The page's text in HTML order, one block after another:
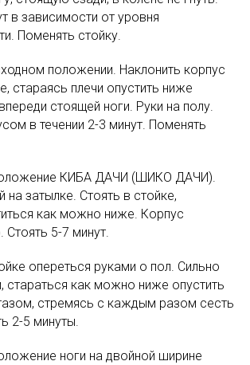
в зависимости от уровня
Поменять стойку.
положении. Наклонить корпус
стараясь плечи опустить ниже
стоящей ноги. Руки на полу.
в течении 2-3 минут. Поменять
КИБА ДАЧИ (ШИКО ДАЧИ).
на затылке. Стоять в стойке,
как можно ниже. Корпус
5-7 минут.
опереться руками о пол. Сильно
стараться как можно ниже опустить
стремясь с каждым разом сесть
2-5 минуты.
ноги на двойной ширине